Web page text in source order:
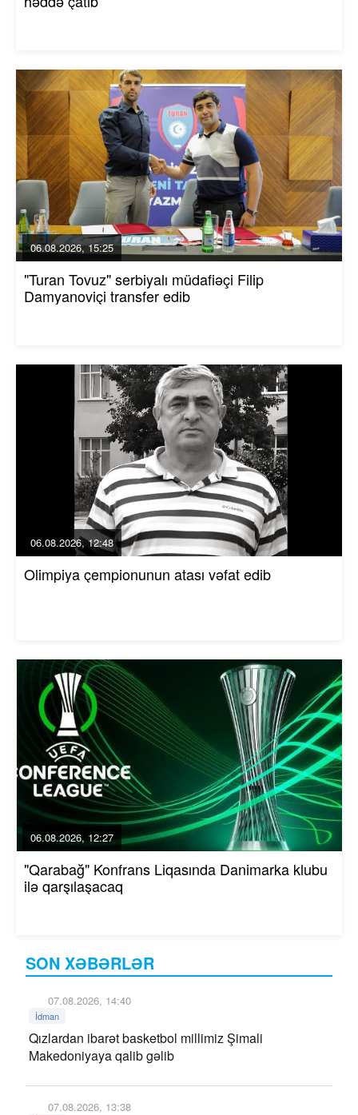
SON XƏBƏRLƏR
07.08.2026, 14:40
İdman
Qızlardan ibarət basketbol millimiz Şimali
Makedoniyaya qalib gəlib
07.08.2026, 13:38
06.08.2026, 15:25
"Turan Tovuz" serbiyalı müdafiəçi Filip
Damyanoviçi transfer edib
06.08.2026, 12:48
Olimpiya çempionunun atası vəfat edib
06.08.2026, 12:27
"Qarabağ" Konfrans Liqasında Danimarka klubu
ilə qarşılaşacaq